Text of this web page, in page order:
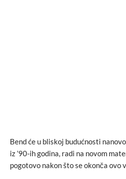
Bend će u bliskoj budućnosti
iz ’90-ih godina, radi na novom
pogotovo nakon što se okonča ovo